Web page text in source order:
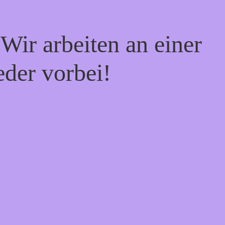
arbeiten an einer
vorbei!